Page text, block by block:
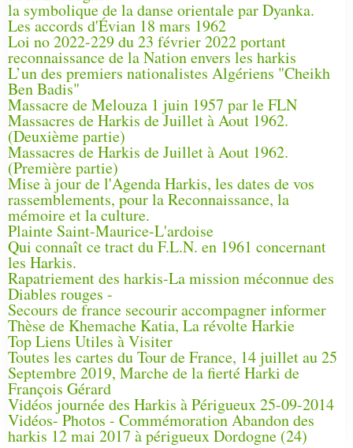
la symbolique de la danse orientale par Dyanka.
Les accords d'Évian 18 mars 1962
Loi no 2022-229 du 23 février 2022 portant
reconnaissance de la Nation envers les harkis
L’un des premiers nationalistes Algériens "Cheikh
Ben Badis"
Massacre de Melouza 1 juin 1957 par le FLN
Massacres de Harkis de Juillet à Aout 1962.
(Deuxième partie)
Massacres de Harkis de Juillet à Aout 1962.
(Première partie)
Mise à jour de l'Agenda Harkis, les dates de vos
rassemblements, pour la Reconnaissance, la
mémoire et la culture.
Plainte Saint-Maurice-L'ardoise
Qui connaît ce tract du F.L.N. en 1961 concernant
les Harkis.
Rapatriement des harkis-La mission méconnue des
Diables rouges -
Secours de france secourir accompagner informer
Thèse de Khemache Katia, La révolte Harkie
Top Liens Utiles à Visiter
Toutes les cartes du Tour de France, 14 juillet au 25
Septembre 2019, Marche de la fierté Harki de
François Gérard
Vidéos journée des Harkis à Périgueux 25-09-2014
Vidéos- Photos - Commémoration Abandon des
harkis 12 mai 2017 à périgueux Dordogne (24)